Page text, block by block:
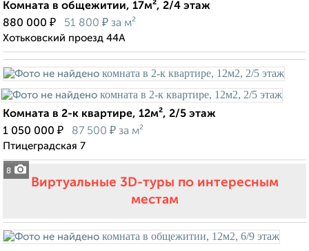
Комната в общежитии, 17м², 2/4 этаж
880 000 ₽ 51 800 ₽ за м²
Хотьковский проезд 44А
8
Комната в 2-к квартире, 12м², 2/5 этаж
1 050 000 ₽ 87 500 ₽ за м²
Птицеградская 7
Виртуальные 3D-туры по интересным
местам